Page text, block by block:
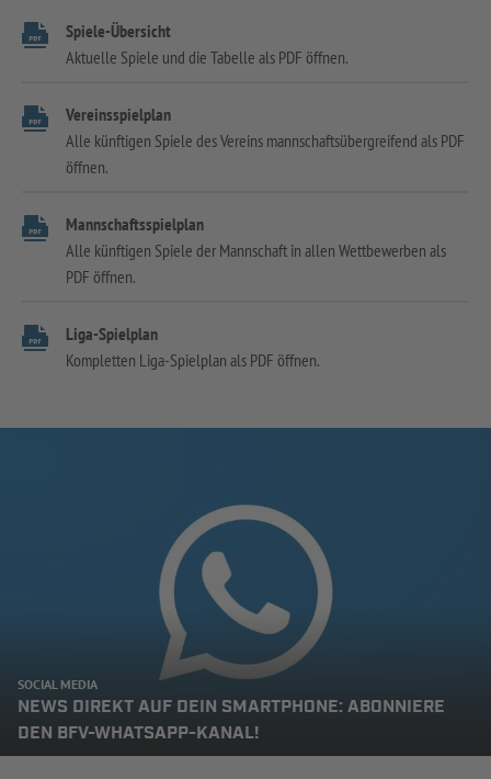
Spiele-Übersicht
Aktuelle Spiele und die Tabelle als PDF öffnen.
Vereinsspielplan
Alle künftigen Spiele des Vereins mannschaftsübergreifend als PDF
öffnen.
Mannschaftsspielplan
Alle künftigen Spiele der Mannschaft in allen Wettbewerben als
PDF öffnen.
Liga-Spielplan
Kompletten Liga-Spielplan als PDF öffnen.
SOCIAL MEDIA
NEWS DIREKT AUF DEIN SMARTPHONE: ABONNIERE
DEN BFV-WHATSAPP-KANAL!